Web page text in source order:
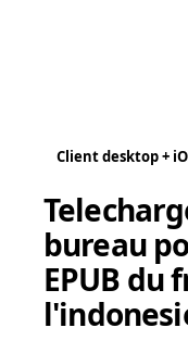
Client desktop +
bureau
EPUB du